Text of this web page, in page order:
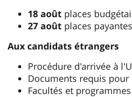
18 août places
27 août places payantes
Aux candidats étrangers
Procédure d'arrivée à
Documents requis
Facultés et